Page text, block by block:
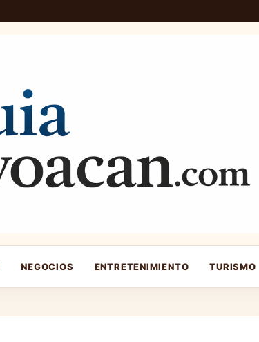
NEGOCIOS ENTRETENIMIENTO TURISMO